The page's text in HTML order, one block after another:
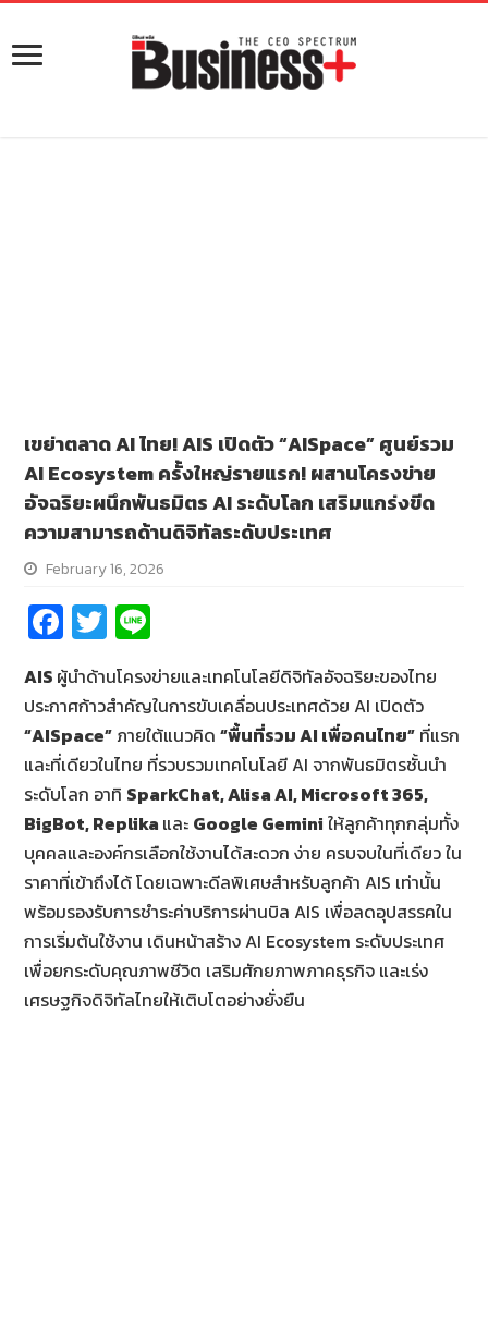
เขย่าตลาด AI ไทย! AIS เปิดตัว “AISpace” ศูนย์รวม
AI Ecosystem ครั้งใหญ่รายแรก! ผสานโครงข่าย
อัจฉริยะผนึกพันธมิตร AI ระดับโลก เสริมแกร่งขีด
ความสามารถด้านดิจิทัลระดับประเทศ
February 16, 2026
Fa
ce
b
o
o
k
T
wi
tt
er
n
e
AIS ผู้นำด้านโครงข่ายและเทคโนโลยีดิจิทัลอัจฉริยะของไทย
ประกาศก้าวสำคัญในการขับเคลื่อนประเทศด้วย AI เปิดตัว
“AISpace” ภายใต้แนวคิด“พื้นที่รวมAI เพื่อคนไทย” ที่แรก
และที่เดียวในไทย ที่รวบรวมเทคโนโลยี AI จากพันธมิตรชั้นนำ
ระดับโลก อาทิ SparkChat, Alisa AI, Microsoft 365,
BigBot, Replika และ Google Gemini ให้ลูกค้าทุกกลุ่มทั้ง
บุคคลและองค์กรเลือกใช้งานได้สะดวก ง่าย ครบจบในที่เดียว ใน
ราคาที่เข้าถึงได้ โดยเฉพาะดีลพิเศษสำหรับลูกค้า AIS เท่านั้น
พร้อมรองรับการชำระค่าบริการผ่านบิล AIS เพื่อลดอุปสรรคใน
การเริ่มต้นใช้งาน เดินหน้าสร้าง AI Ecosystem ระดับประเทศ
เพื่อยกระดับคุณภาพชีวิต เสริมศักยภาพภาคธุรกิจ และเร่ง
เศรษฐกิจดิจิทัลไทยให้เติบโตอย่างยั่งยืน